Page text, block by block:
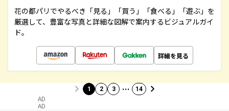
花の都パリでやるべき「見る」「買う」「食べる」「遊ぶ」を
厳選して、豊富な写真と詳細な図解で案内するビジュアルガイ
ド。
詳細を見る
1 2 3 … 14
AD
AD